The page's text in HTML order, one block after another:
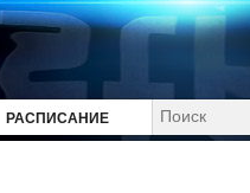
РАСПИСАНИЕ